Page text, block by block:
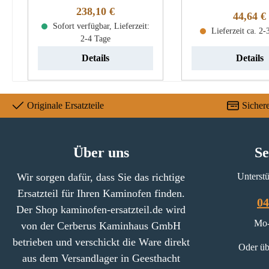
2 verbaut. Oranier Belt Aqua
Plan Sichtscheibe Eckdaten:
Glasscheibe, Türglas Maße
(B/L/H) 332 mm x 441 mm x
Regulärer Preis:
238,10 €
Sofort verfügbar, Lieferzeit:
2-4 Tage
Details
Brennofenrost,
Maße (B/L/H) 135
44,64 €
Lieferzeit ca. 2-
Details
Originale Ersatzteile
Über uns
Wir sorgen dafür, dass Sie das richtige
Ersatzteil für Ihren Kaminofen finden.
Der Shop kaminofen-ersatzteil.de wird
von der Cerberus Kaminhaus GmbH
betrieben und verschickt die Ware direkt
aus dem Versandlager in Geesthacht
Oder